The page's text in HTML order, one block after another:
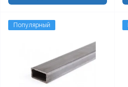
Популярный